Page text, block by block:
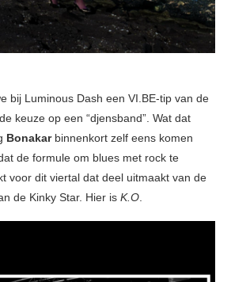
bij Luminous Dash een VI.BE-tip van de
keuze op een “djensband”. Wat dat
Bonakarbinnenkort zelf eens komen
de formule om blues met rock te
voor dit viertal dat deel uitmaakt van de
de Kinky Star. Hier is K.O